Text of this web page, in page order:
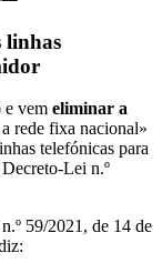
linhas
e vem eliminar a
rede fixa nacional»
telefónicas para
Lei n.º
59/2021, de 14 de